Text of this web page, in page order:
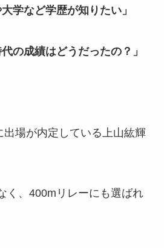
学など学歴が知りたい」
の成績はどうだったの？」
出場が内定している上山紘輝
く、400mリレーにも選ばれ